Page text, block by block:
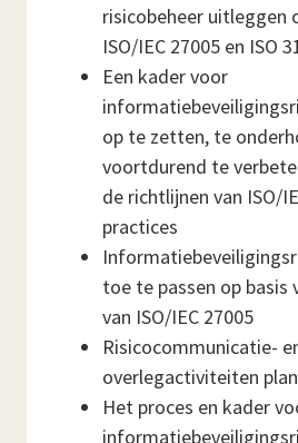
risicobeheer uitleggen
ISO/IEC 27005 en ISO
Een kader voor
op te zetten, te
voortdurend te
de richtlijnen van ISO/
practices
toe te passen op basis
van ISO/IEC 27005
Risicocommunicatie-
overlegactiviteiten
Het proces en kader